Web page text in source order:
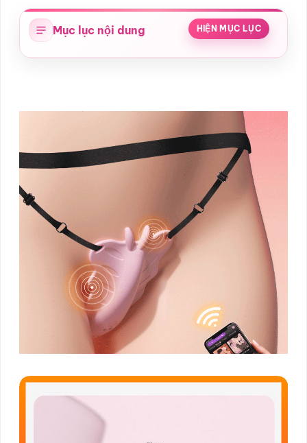
Mục lục nội dung HIỆN MỤC LỤC